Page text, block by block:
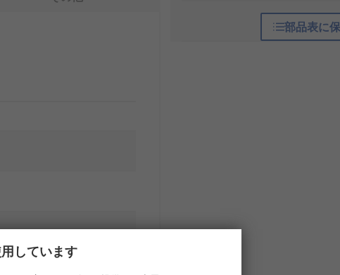
部品表に
しています